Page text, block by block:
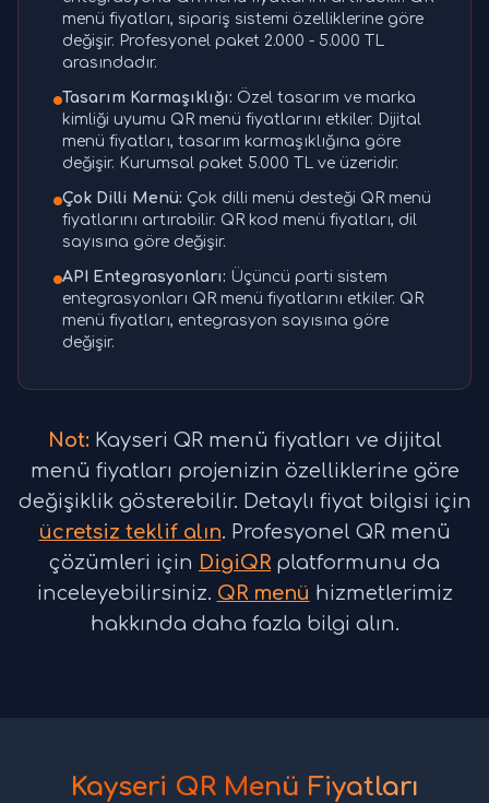
menü fiyatları, sipariş sistemi özelliklerine göre
değişir. Profesyonel paket 2.000 - 5.000 TL
arasındadır.
Tasarım Karmaşıklığı: Özel tasarım ve marka
kimliği uyumu QR menü fiyatlarını etkiler. Dijital
menü fiyatları, tasarım karmaşıklığına göre
değişir. Kurumsal paket 5.000 TL ve üzeridir.
Çok Dilli Menü: Çok dilli menü desteği QR menü
fiyatlarını artırabilir. QR kod menü fiyatları, dil
sayısına göre değişir.
API Entegrasyonları: Üçüncü parti sistem
entegrasyonları QR menü fiyatlarını etkiler. QR
menü fiyatları, entegrasyon sayısına göre
değişir.
Not:Kayseri QR menü fiyatları ve dijital
menü fiyatları projenizin özelliklerine göre
değişiklik gösterebilir. Detaylı fiyat bilgisi için
ücretsiz teklif alın. Profesyonel QR menü
çözümleri için DigiQR platformunu da
inceleyebilirsiniz. QR menü hizmetlerimiz
hakkında daha fazla bilgi alın.
Kayseri QR Menü Fiyatları